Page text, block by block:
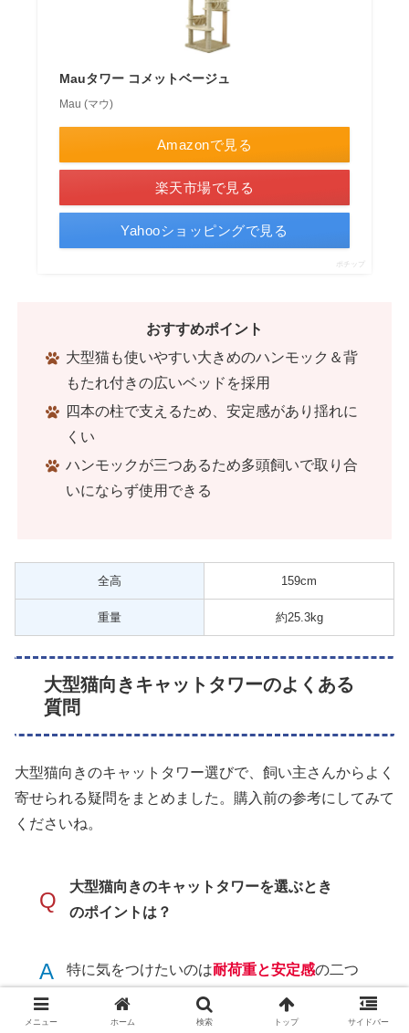
Mauタワー コメットベージュ
Mau (マウ)
Amazonで見る
楽天市場で見る
Yahooショッピングで見る
ポチップ
おすすめポイント
大型猫も使いやすい大きめのハンモック＆背
もたれ付きの広いベッドを採用
四本の柱で支えるため、安定感があり揺れに
くい
ハンモックが三つあるため多頭飼いで取り合
いにならず使用できる
全高 159cm
重量 約25.3kg
大型猫向きキャットタワーのよくある
質問
大型猫向きのキャットタワー選びで、飼い主さんからよく
寄せられる疑問をまとめました。購入前の参考にしてみて
くださいね。
Q
大型猫向きのキャットタワーを選ぶとき
のポイントは？
A 特に気をつけたいのは耐荷重と安定感の二つ
です。体重がある分、ステップやハンモック
が壊れやすくなるため、愛猫が使っても安心
メニュー ホーム 検索 トップ サイドバー